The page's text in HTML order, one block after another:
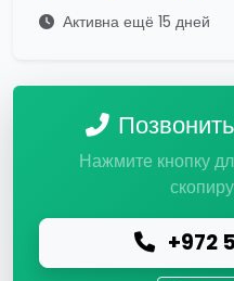
Активна ещё 15 дней
Нажмите кнопку
+972